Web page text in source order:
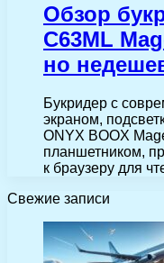
Обзор
C63ML
но
Букридер с
экраном,
ONYX BOOX
планшетником,
к браузеру для
Свежие записи